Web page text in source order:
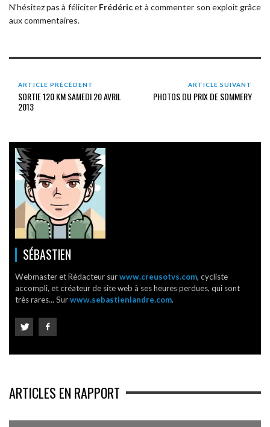
N’hésitez pas à féliciter Frédéricet à commenter son exploit grâce
aux commentaires.
ARTICLE PRÉCÉDENT
SORTIE 120 KM SAMEDI 20 AVRIL
2013
ARTICLE SUIVANT
PHOTOS DU PRIX DE SOMMERY
SÉBASTIEN
Webmaster et Rédacteur surwww.creusotvs.com, cycliste
accompli, et créateur de site web à ses heures perdues, qui sont
très rares... Surwww.sebastienlandre.com.
ARTICLES EN RAPPORT